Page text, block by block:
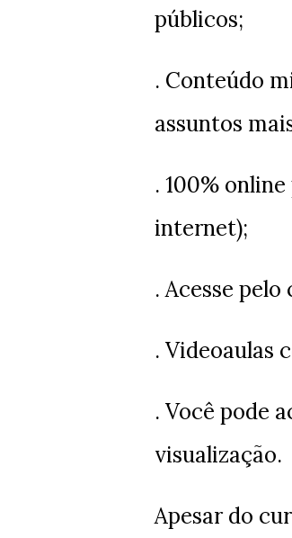
públicos;
. Conteúdo
assuntos
. 100%
internet);
. Acesse
. Videoaulas
. Você pode
visualização.
Apesar do